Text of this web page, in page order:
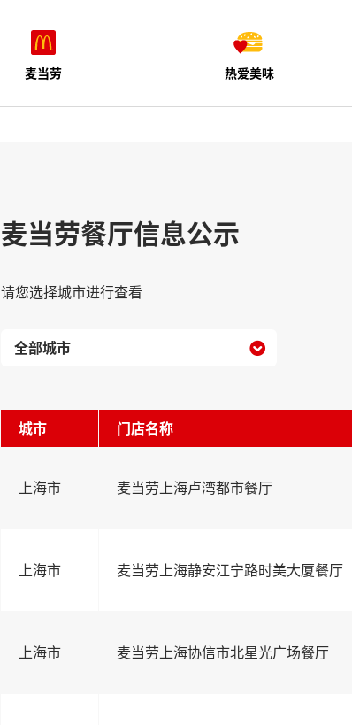
麦当劳 热爱美味
麦当劳餐厅信息公示
请您选择城市进行查看

城市 门店名称
上海市 麦当劳上海卢湾都市餐厅
上海市 麦当劳上海静安江宁路时美大厦餐厅
上海市 麦当劳上海协信市北星光广场餐厅